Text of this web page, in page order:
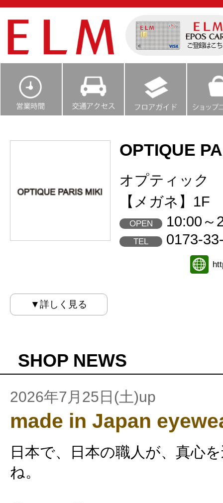
OPTIQUE
オプティック
【メガネ】1F
OPEN 10:00～
TEL 0173-
▼詳しく見る
SHOP NEWS
2026年7月25日(土)up
made in Japan
日本で、日本の職人が、真心
ね。